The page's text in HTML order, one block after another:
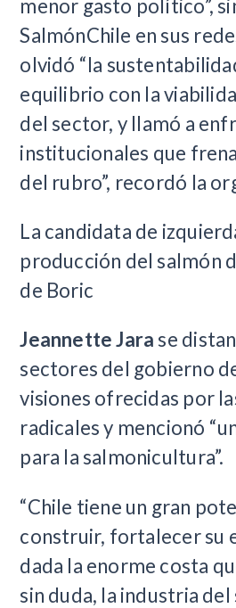
menor gasto político”,
SalmónChile en sus
olvidó “la
equilibrio con la
del sector, y llamó a
institucionales que
del rubro”, recordó la
La candidata de
producción del salmón
de Boric
Jeannette Jara se
sectores del gobierno
visiones ofrecidas por
radicales y mencionó
para la salmonicultura”.
“Chile tiene un gran
construir, fortalecer su
dada la enorme costa
sin duda, la industria